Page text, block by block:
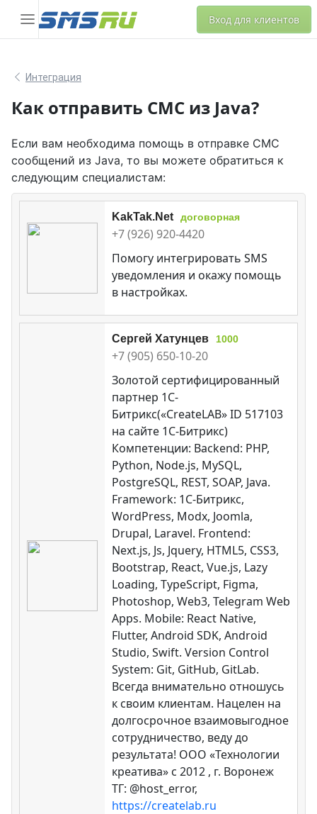
Вход для клиентов
Интеграция
Как отправить СМС из Java?
Если вам необходима помощь в отправке СМС
сообщений из Java, то вы можете обратиться к
следующим специалистам:
KakTak.Net договорная
+7 (926) 920-4420
Помогу интегрировать SMS
уведомления и окажу помощь
в настройках.
Сергей Хатунцев 1000
+7 (905) 650-10-20
Золотой сертифицированный
партнер 1С-
Битрикс(«CreateLAB» ID 517103
на сайте 1С-Битрикс)
Компетенции: Backend: PHP,
Python, Node.js, MySQL,
PostgreSQL, REST, SOAP, Java.
Framework: 1C-Битрикс,
WordPress, Modx, Joomla,
Drupal, Laravel. Frontend:
Next.js, Js, Jquery, HTML5, CSS3,
Bootstrap, React, Vue.js, Lazy
Loading, TypeScript, Figma,
Photoshop, Web3, Telegram Web
Apps. Mobile: React Native,
Flutter, Android SDK, Android
Studio, Swift. Version Control
System: Git, GitHub, GitLab.
Всегда внимательно отношусь
к своим клиентам. Нацелен на
долгосрочное взаимовыгодное
сотрудничество, веду до
результата! ООО «Технологии
креатива» c 2012 , г. Воронеж
ТГ: @host_error,
https://createlab.ru